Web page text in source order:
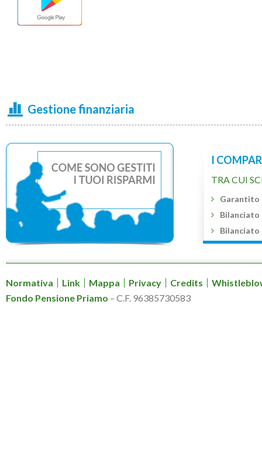
Gestione finanziaria
I
TRA CUI
Garantito
Bilanciato
Bilanciato
Normativa Link Mappa Privacy Credits
Fondo Pensione Priamo – C.F. 96385730583